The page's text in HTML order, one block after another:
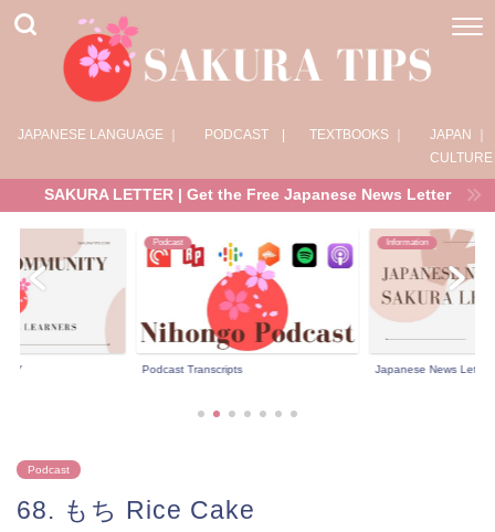
JAPANESE LANGUAGE ｜ PODCAST | TEXTBOOKS ｜
JAPAN ｜
CULTURE
SAKURA LETTER | Get the Free Japanese News Letter
Podcast
Podcast Transcripts
Information
Japanese News Letter
Podcast
68. もち Rice Cake